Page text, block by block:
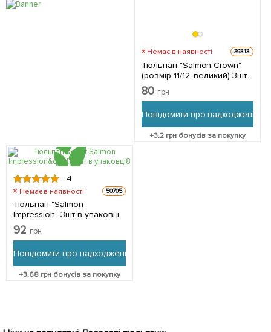
Немає в наявності 39313
Тюльпан "Salmon Crown"
(розмір 11/12, великий) 3шт
в упаковці
80 грн
Повідомити про надходження
+3.2 грн бонусів за покупку
4
Немає в наявності 50705
Тюльпан "Salmon
Impression" 3шт в упаковці
92 грн
Повідомити про надходження
+3.68 грн бонусів за покупку